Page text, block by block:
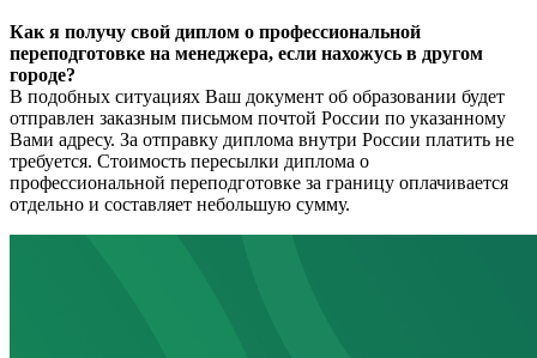
Как я получу свой диплом о профессиональной
переподготовке на менеджера, если нахожусь в другом
городе?
В подобных ситуациях Ваш документ об образовании будет
отправлен заказным письмом почтой России по указанному
Вами адресу. За отправку диплома внутри России платить не
требуется. Стоимость пересылки диплома о
профессиональной переподготовке за границу оплачивается
отдельно и составляет небольшую сумму.